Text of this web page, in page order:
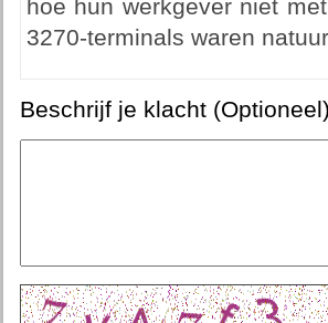
hoe hun werkgever niet
3270-terminals waren
Beschrijf je klacht